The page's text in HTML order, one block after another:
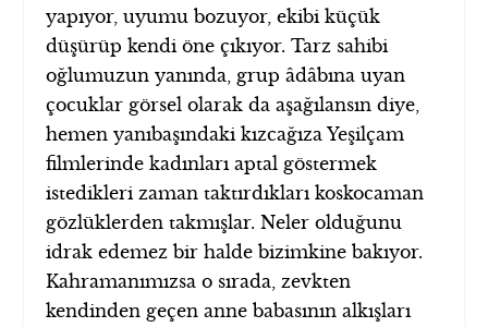
yapıyor, uyumu bozuyor, ekibi küçük
düşürüp kendi öne çıkıyor. Tarz sahibi
oğlumuzun yanında, grup âdâbına uyan
çocuklar görsel olarak da aşağılansın diye,
hemen yanıbaşındaki kızcağıza Yeşilçam
filmlerinde kadınları aptal göstermek
istedikleri zaman taktırdıkları koskocaman
gözlüklerden takmışlar. Neler olduğunu
idrak edemez bir halde bizimkine bakıyor.
Kahramanımızsa o sırada, zevkten
kendinden geçen anne babasının alkışları